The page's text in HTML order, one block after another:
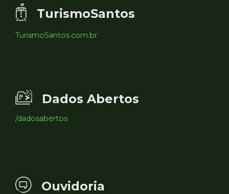
TurismoSantos
TurismoSantos.com.br
Dados Abertos
/dadosabertos
Ouvidoria